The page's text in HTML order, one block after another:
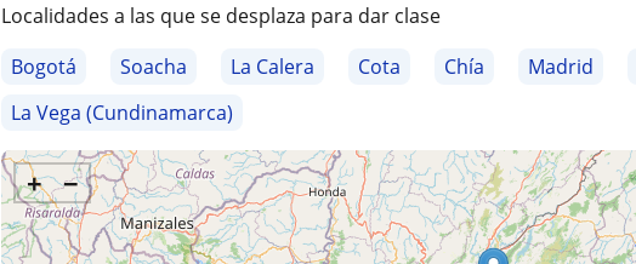
Localidades a las que se desplaza para dar clase
Bogotá
Soacha La Calera Cota Chía Madrid
La Vega (Cundinamarca)
+ −